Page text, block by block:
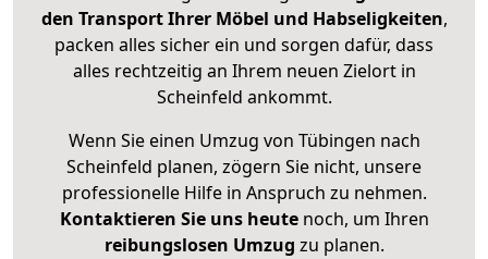
den Transport Ihrer Möbel und Habseligkeiten,
packen alles sicher ein und sorgen dafür, dass
alles rechtzeitig an Ihrem neuen Zielort in
Scheinfeld ankommt.
Wenn Sie einen Umzug von Tübingen nach
Scheinfeld planen, zögern Sie nicht, unsere
professionelle Hilfe in Anspruch zu nehmen.
Kontaktieren Sie uns heutenoch, um Ihren
reibungslosen Umzug zu planen.